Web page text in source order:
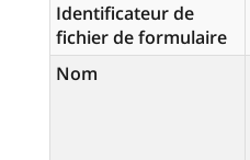
Identificateur de
fichier de formulaire
Nom